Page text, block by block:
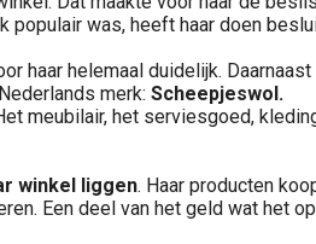
populair was, heeft haar doen
haar helemaal duidelijk.
merk: Scheepjeswol.
meubilair, het serviesgoed,
winkel liggen. Haar producten
Een deel van het geld wat het